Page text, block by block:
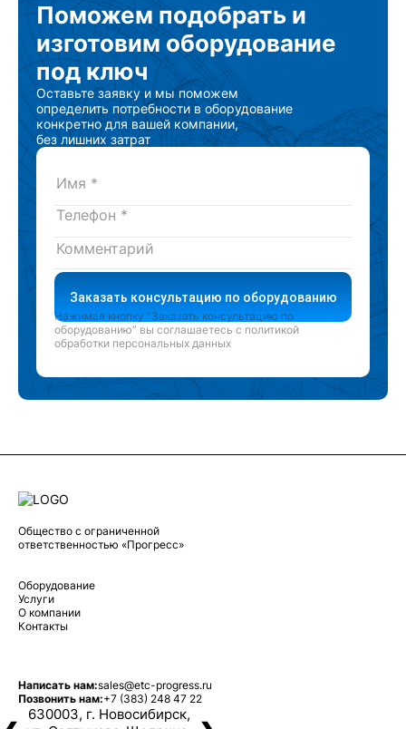
Поможем подобрать и
изготовимоборудование
под ключ
Оставьте заявку и мы поможем
определить потребности в оборудование
конкретно для вашей компании,
без лишних затрат
Заказать консультацию по оборудованию
Нажимая кнопку “Заказать консультацию по
оборудованию” вы соглашаетесь с политикой
обработки персональных данных
Общество с ограниченной
ответственностью «Прогресс»
Оборудование
Услуги
О компании
Контакты
Написать нам:sales@etc-progress.ru
Позвонить нам:+7 (383) 248 47 22
630003, г. Новосибирск,